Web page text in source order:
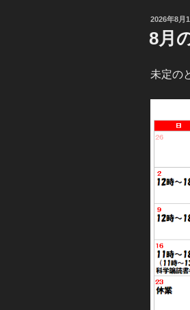
投
日:
2026年8月
8月
未定の